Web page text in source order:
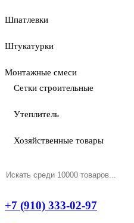
Шпатлевки
Штукатурки
Монтажные смеси
Сетки строительные
Утеплитель
Хозяйственные товары
+7 (910) 333-02-97